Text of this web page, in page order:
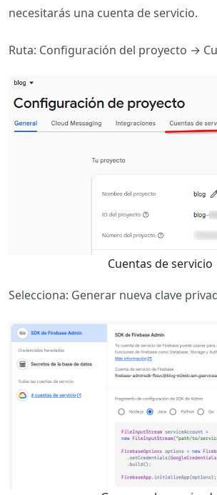
necesitarás una cuenta de servicio.
Ruta: Configuración del proyecto →
Cuentas de servicio
Selecciona: Generar nueva clave